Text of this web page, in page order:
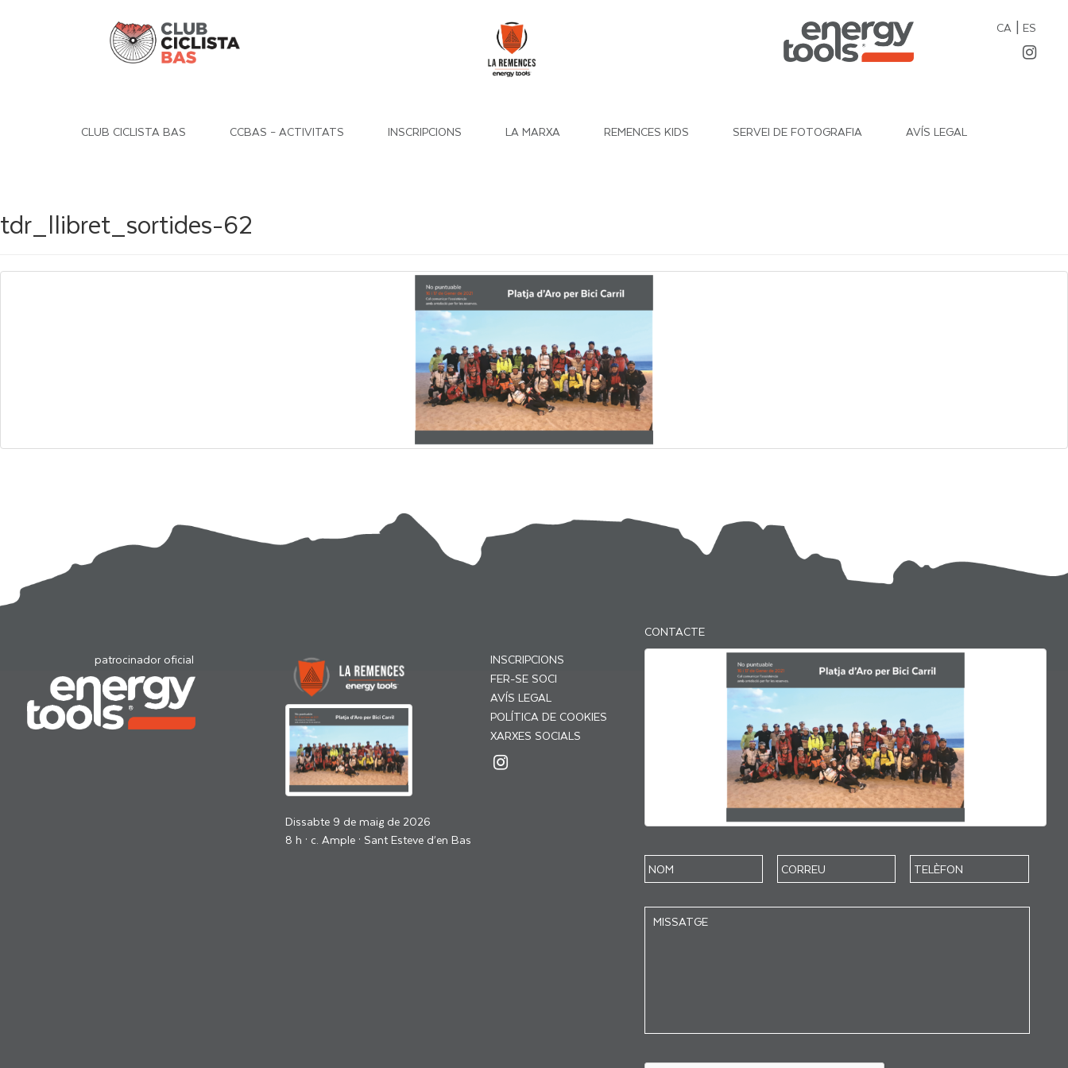
CA| ES
CLUB CICLISTA BAS CCBAS – ACTIVITATS INSCRIPCIONS LA MARXA REMENCES KIDS SERVEI DE FOTOGRAFIA AVÍS LEGAL
tdr_llibret_sortides-62
patrocinador oficial
Dissabte 9 de maig de 2026
8 h · c. Ample · Sant Esteve d’en Bas
INSCRIPCIONS
FER-SE SOCI
AVÍS LEGAL
POLÍTICA DE COOKIES
XARXES SOCIALS
CONTACTE